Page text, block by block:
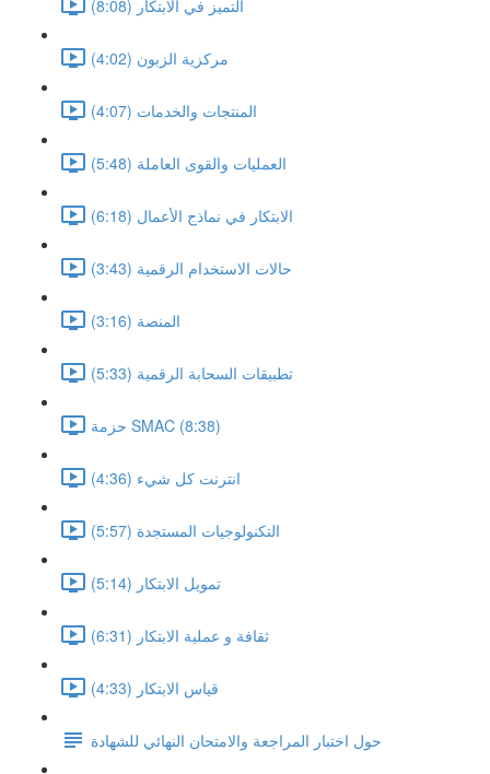
التميز في الابتكار (8:08)
مركزية الزبون (4:02)
المنتجات والخدمات (4:07)
العمليات والقوى العاملة (5:48)
الابتكار في نماذج الأعمال (6:18)
حالات الاستخدام الرقمية (3:43)
المنصة (3:16)
تطبيقات السحابة الرقمية (5:33)
حزمة SMAC (8:38)
انترنت كل شيء (4:36)
التكنولوجيات المستجدة (5:57)
تمويل الابتكار (5:14)
ثقافة و عملية الابتكار (6:31)
قياس الابتكار (4:33)
حول اختبار المراجعة والامتحان النهائي للشهادة